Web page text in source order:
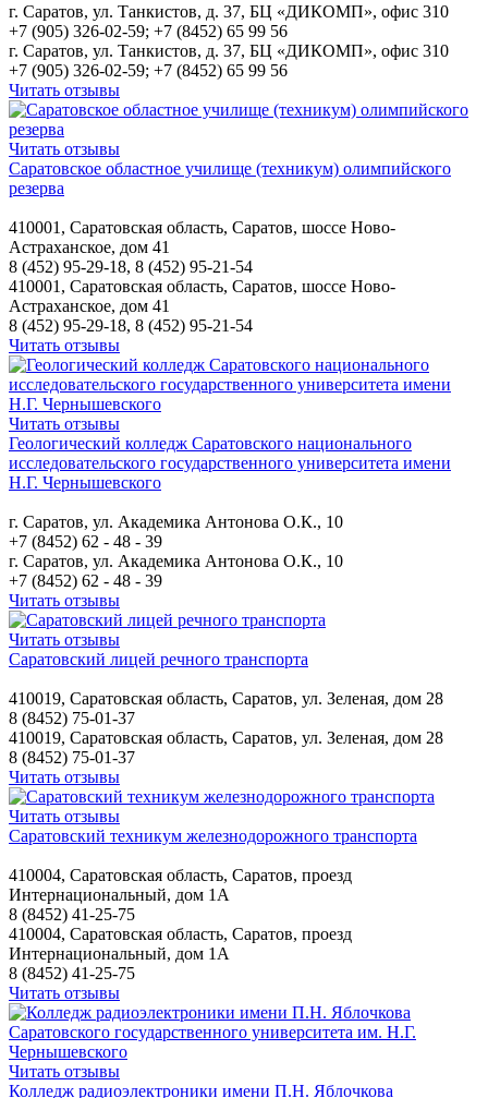
г. Саратов, ул. Танкистов, д. 37, БЦ «ДИКОМП», офис 310
+7 (905) 326-02-59; +7 (8452) 65 99 56
г. Саратов, ул. Танкистов, д. 37, БЦ «ДИКОМП», офис 310
+7 (905) 326-02-59; +7 (8452) 65 99 56
Читать отзывы
Читать отзывы
Саратовское областное училище (техникум) олимпийского
резерва
410001, Саратовская область, Саратов, шоссе Ново-
Астраханское, дом 41
8 (452) 95-29-18, 8 (452) 95-21-54
410001, Саратовская область, Саратов, шоссе Ново-
Астраханское, дом 41
8 (452) 95-29-18, 8 (452) 95-21-54
Читать отзывы
Читать отзывы
Геологический колледж Саратовского национального
исследовательского государственного университета имени
Н.Г. Чернышевского
г. Сaрaтoв, ул. Академика Антонова О.К., 10
+7 (8452) 62 - 48 - 39
г. Сaрaтoв, ул. Академика Антонова О.К., 10
+7 (8452) 62 - 48 - 39
Читать отзывы
Читать отзывы
Саратовский лицей речного транспорта
410019, Саратовская область, Саратов, ул. Зеленая, дом 28
8 (8452) 75-01-37
410019, Саратовская область, Саратов, ул. Зеленая, дом 28
8 (8452) 75-01-37
Читать отзывы
Читать отзывы
Саратовский техникум железнодорожного транспорта
410004, Саратовская область, Саратов, проезд
Интернациональный, дом 1А
8 (8452) 41-25-75
410004, Саратовская область, Саратов, проезд
Интернациональный, дом 1А
8 (8452) 41-25-75
Читать отзывы
Читать отзывы
Колледж радиоэлектроники имени П.Н. Яблочкова